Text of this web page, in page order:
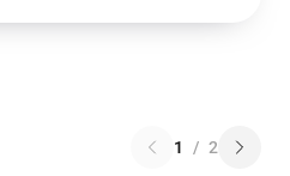
1 / 2